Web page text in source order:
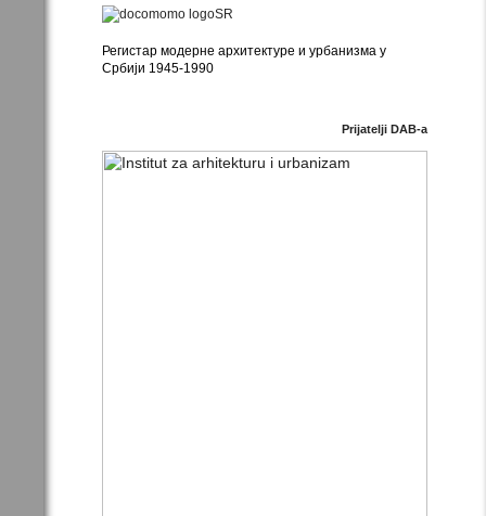
Регистар модерне архитектуре и урбанизма у
Србији 1945-1990
Prijatelji DAB-a